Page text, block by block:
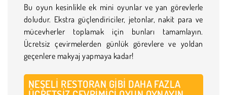
Bu oyun kesinlikle ek mini oyunlar ve yan görevlerle
doludur. Ekstra güçlendiriciler, jetonlar, nakit para ve
mücevherler toplamak için bunları tamamlayın.
Ücretsiz çevirmelerden günlük görevlere ve yoldan
geçenlere makyaj yapmaya kadar!
NEŞELI RESTORAN GIBI DAHA FAZLA